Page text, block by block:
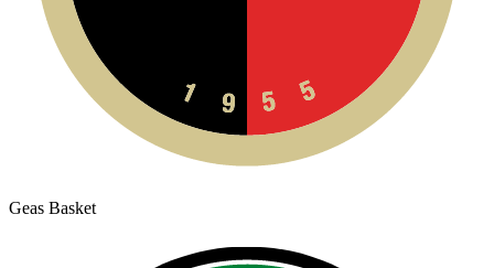
Geas Basket